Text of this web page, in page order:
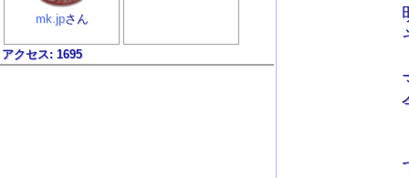
mk.jpさん
アクセス: 1695